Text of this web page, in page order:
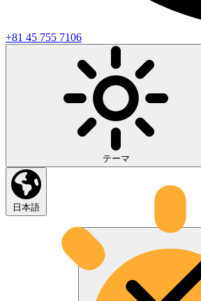
+81 45 755 7106
テーマ
日本語